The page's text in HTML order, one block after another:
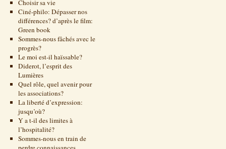
Choisir sa vie
Ciné-philo: Dépasser nos
différences? d’après le film:
Green book
Sommes-nous fâchés avec le
progrès?
Le moi est-il haïssable?
Diderot, l’esprit des
Lumières
Quel rôle, quel avenir pour
les associations?
La liberté d’expression:
jusqu’où?
Y a t-il des limites à
l’hospitalité?
Sommes-nous en train de